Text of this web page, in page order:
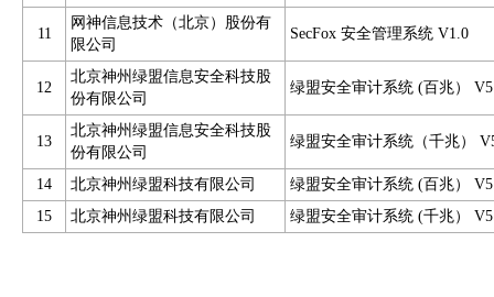
11
网神信息技术（北京）股份有
限公司
SecFox 安全管理系统 V1.0
12
北京神州绿盟信息安全科技股
份有限公司
绿盟安全审计系统 (百兆）
13
北京神州绿盟信息安全科技股
份有限公司
绿盟安全审计系统（千兆）
14 北京神州绿盟科技有限公司
绿盟安全审计系统 (百兆）
15
北京神州绿盟科技有限公司 绿盟安全审计系统 (千兆）